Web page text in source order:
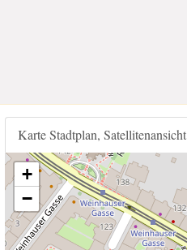
Karte Stadtplan, Satellitenansicht
+
−